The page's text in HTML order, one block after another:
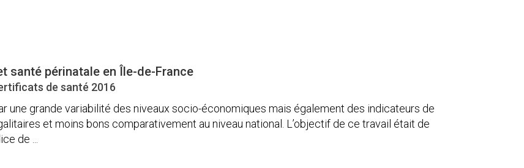
santé périnatale en Île-de-France
de santé 2016
une grande variabilité des niveaux socio-économiques mais également des indicateurs de
et moins bons comparativement au niveau national. L’objectif de ce travail était de
de ...